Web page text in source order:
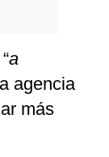
a
agencia
más